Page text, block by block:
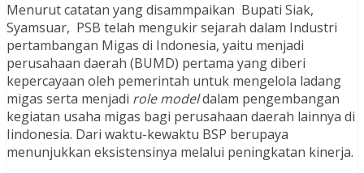
Menurut catatan yang disammpaikan Bupati Siak,
Syamsuar, PSB telah mengukir sejarah dalam Industri
pertambangan Migas di Indonesia, yaitu menjadi
perusahaan daerah (BUMD) pertama yang diberi
kepercayaan oleh pemerintah untuk mengelola ladang
migas serta menjadi role modeldalam pengembangan
kegiatan usaha migas bagi perusahaan daerah lainnya di
Iindonesia. Dari waktu-kewaktu BSP berupaya
menunjukkan eksistensinya melalui peningkatan kinerja.